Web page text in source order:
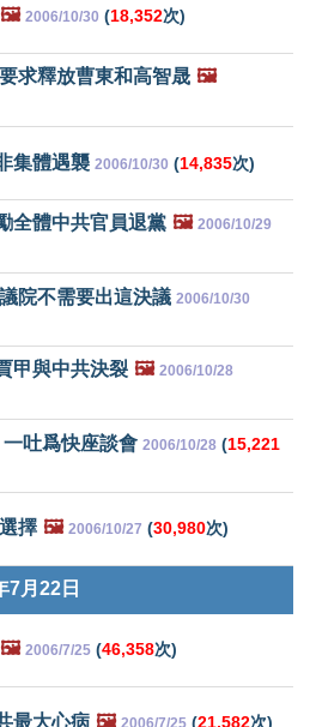
🖼️ 2006/10/30 (18,352次)
求釋放曹東和高智晟 🖼️
集體遇襲 2006/10/30 (14,835次)
全體中共官員退黨 🖼️ 2006/10/29
院不需要出這決議 2006/10/30
甲與中共決裂 🖼️ 2006/10/28
吐爲快座談會 2006/10/28 (15,221
擇 🖼️ 2006/10/27 (30,980次)
7月22日
🖼️ 2006/7/25 (46,358次)
最大心病 🖼️ 2006/7/25 (21,582次)